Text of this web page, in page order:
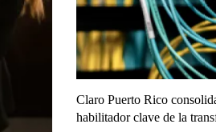
Claro Puerto Rico
habilitador clave de la